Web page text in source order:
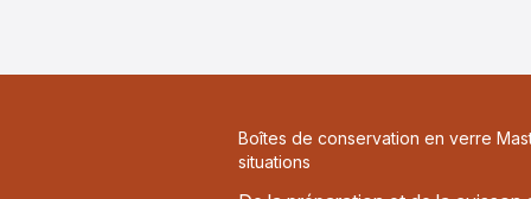
Boîtes de conservation en verre
situations